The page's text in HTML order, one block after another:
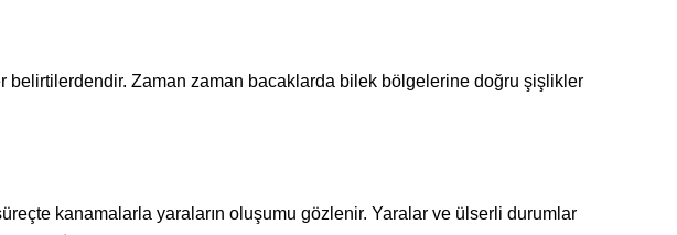
belirtilerdendir. Zaman zaman bacaklarda bilek bölgelerine doğru şişlikler
kanamalarla yaraların oluşumu gözlenir. Yaralar ve ülserli durumlar